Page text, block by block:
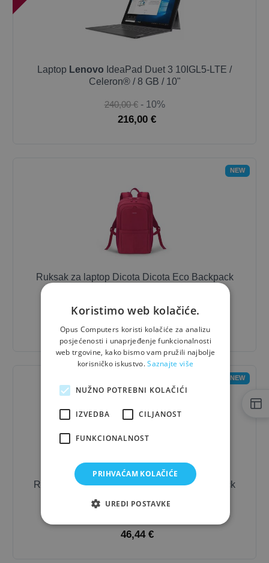
Laptop Lenovo IdeaPad Duet 3 10IGL5-LTE /
Celeron® / 8 GB / 10"
240,00 € - 10%
216,00 €
NEW
Ruksak za laptop Dicota Dicota Eco Backpack
43,99 € - 10%
39,59 €
NEW
Ruksak za laptop Dicota Dicota ECO Backpack
46,44 €
Koristimo web kolačiće.
Opus Computers koristi kolačiće za analizu
posjećenosti i unaprjeđenje funkcionalnosti
web trgovine, kako bismo vam pružili najbolje
korisničko iskustvo.Saznajte više
NUŽNO POTREBNI KOLAČIĆI
IZVEDBA CILJANOST
FUNKCIONALNOST
PRIHVAĆAM KOLAČIĆE
UREDI POSTAVKE